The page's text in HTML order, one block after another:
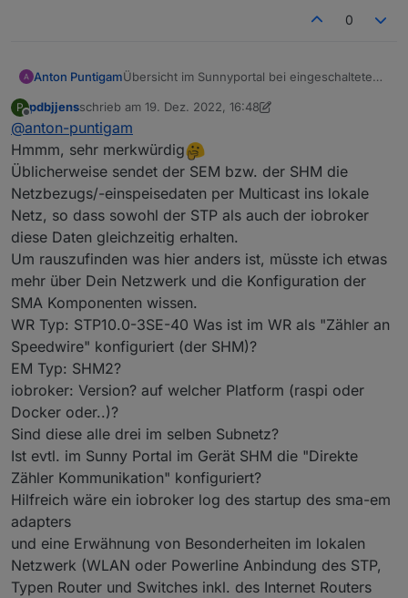
0
Anton PuntigamÜbersicht im Sunnyportal bei eingeschalteten
P
Offline
pdbjjensschrieb am 19. Dez. 2022, 16:48
zuletzt editiert von pdbjjens
@anton-puntigam
Hmmm, sehr merkwürdig
Üblicherweise sendet der SEM bzw. der SHM die
Netzbezugs/-einspeisedaten per Multicast ins lokale
Netz, so dass sowohl der STP als auch der iobroker
diese Daten gleichzeitig erhalten.
Um rauszufinden was hier anders ist, müsste ich etwas
mehr über Dein Netzwerk und die Konfiguration der
SMA Komponenten wissen.
WR Typ: STP10.0-3SE-40 Was ist im WR als "Zähler an
Speedwire" konfiguriert (der SHM)?
EM Typ: SHM2?
iobroker: Version? auf welcher Platform (raspi oder
Docker oder..)?
Sind diese alle drei im selben Subnetz?
Ist evtl. im Sunny Portal im Gerät SHM die "Direkte
Zähler Kommunikation" konfiguriert?
Hilfreich wäre ein iobroker log des startup des sma-em
adapters
und eine Erwähnung von Besonderheiten im lokalen
Netzwerk (WLAN oder Powerline Anbindung des STP,
Typen Router und Switches inkl. des Internet Routers